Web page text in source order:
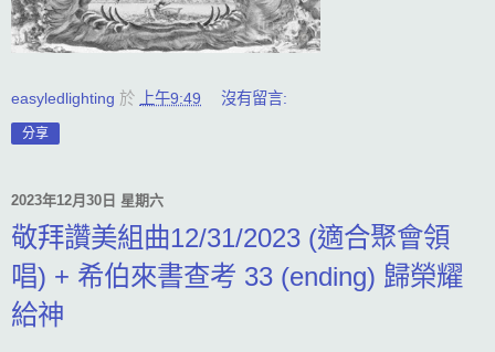
easyledlighting 於 上午9:49 沒有留言:
分享
2023年12月30日 星期六
敬拜讚美組曲12/31/2023 (適合聚會領
唱) + 希伯來書查考 33 (ending) 歸榮耀
給神